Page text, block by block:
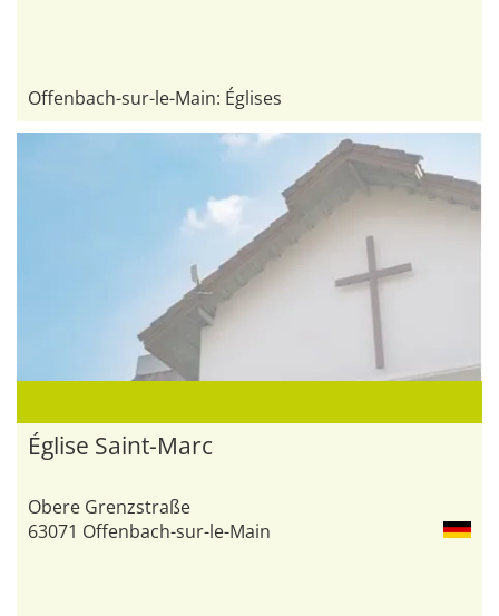
Offenbach-sur-le-Main: Églises
Église Saint-Marc
Obere Grenzstraße
63071 Offenbach-sur-le-Main